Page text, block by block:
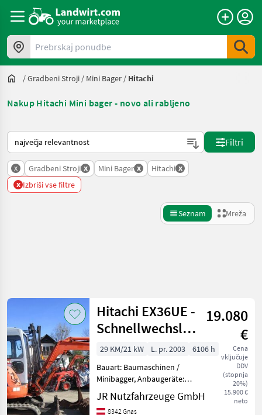
Prebrskaj ponudbe
/Gradbeni Stroji / Mini Bager / Hitachi
Nakup Hitachi Mini bager - novo ali rabljeno
Tako je razvrščeno na Landwirt.com
Filtri
x Gradbeni Stroji x Mini Bager x Hitachi x
x Izbriši vse filtre
Seznam Mreža
Kategorija 4 Država Filtri
TRENUTNA
POT
Gradbena
tehnika
Gradbeni
Stroji
Ponastavi
Prikaži 11
rezultatov
Hitachi EX36UE -
Schnellwechsler
+ 3 Löffel
19.080
€
Cena
vključuje
DDV
(stopnja
20%)
15.900 €
neto
29 KM/21 kW L. pr. 2003
6106 h
Bauart: Baumaschinen /
Minibagger, Anbaugeräte:
Schnellwechsler, Löffel,
Sonderausstattung: 3.
JR Nutzfahrzeuge GmbH
8342 Gnas